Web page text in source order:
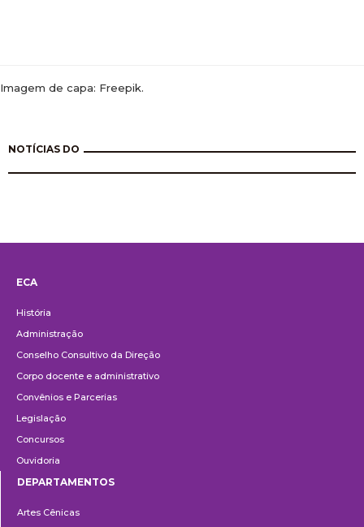
Imagem de capa: Freepik.
NOTÍCIAS DO
ECA
História
Administração
Conselho Consultivo da Direção
Corpo docente e administrativo
Convênios e Parcerias
Legislação
Concursos
Ouvidoria
DEPARTAMENTOS
Artes Cênicas